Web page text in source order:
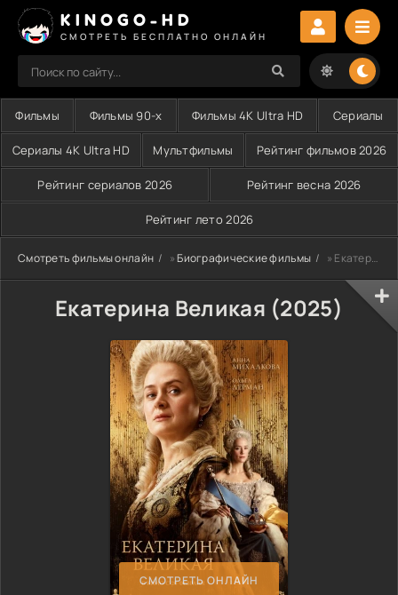
KINOGO-HD
СМОТРЕТЬ БЕСПЛАТНО ОНЛАЙН
Фильмы Фильмы 90-х Фильмы 4K Ultra HD Сериалы
Сериалы 4K Ultra HD Мультфильмы Рейтинг фильмов 2026
Рейтинг сериалов 2026 Рейтинг весна 2026
Рейтинг лето 2026
Смотреть фильмы онлайн »Биографические фильмы » Екатерина Великая (2025)
Екатерина Великая (2025)
СМОТРЕТЬ ОНЛАЙН